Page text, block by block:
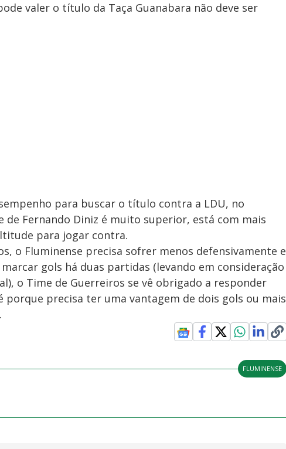
valer o título da Taça Guanabara não deve ser
para buscar o título contra a LDU, no
de Fernando Diniz é muito superior, está com mais
para jogar contra.
o Fluminense precisa sofrer menos defensivamente e
gols há duas partidas (levando em consideração
o Time de Guerreiros se vê obrigado a responder
porque precisa ter uma vantagem de dois gols ou mais
FLUMINENSE